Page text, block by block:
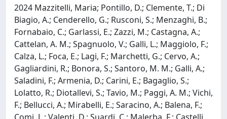
2024 Mazzitelli, Maria; Pontillo, D.; Clemente, T.; Di
Biagio, A.; Cenderello, G.; Rusconi, S.; Menzaghi, B.;
Fornabaio, C.; Garlassi, E.; Zazzi, M.; Castagna, A.;
Cattelan, A. M.; Spagnuolo, V.; Galli, L.; Maggiolo, F.;
Calza, L.; Foca, E.; Lagi, F.; Marchetti, G.; Cervo, A.;
Gagliardini, R.; Bonora, S.; Santoro, M. M.; Galli, A.;
Saladini, F.; Armenia, D.; Carini, E.; Bagaglio, S.;
Lolatto, R.; Diotallevi, S.; Tavio, M.; Paggi, A. M.; Vichi,
F.; Bellucci, A.; Mirabelli, E.; Saracino, A.; Balena, F.;